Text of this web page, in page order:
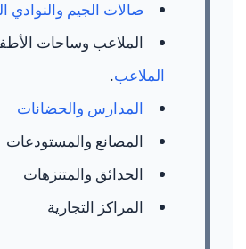
صالات الجيم والنوادي
الملاعب وساحات
الملاعب.
المدارس والحضانات
المصانع والمستودعات
الحدائق والمتنزهات
المراكز التجارية